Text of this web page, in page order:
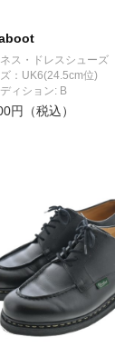
ス・ドレスシューズ
：UK6(24.5cm位)
ィション: B
円（税込）